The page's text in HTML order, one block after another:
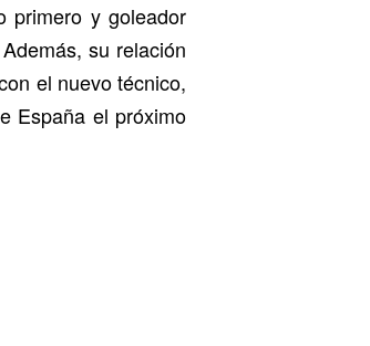
primero y goleador
su relación
el nuevo técnico,
España el próximo